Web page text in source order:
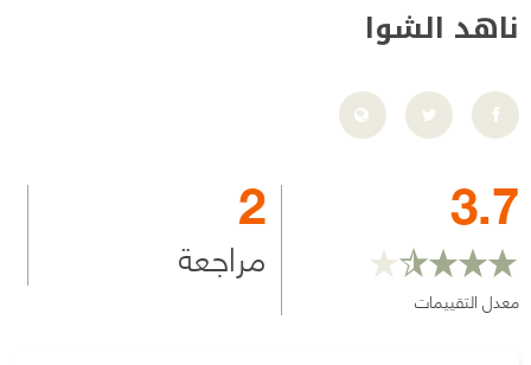
ناهد الشوا
3.7
معدل التقييمات
2
مراجعة